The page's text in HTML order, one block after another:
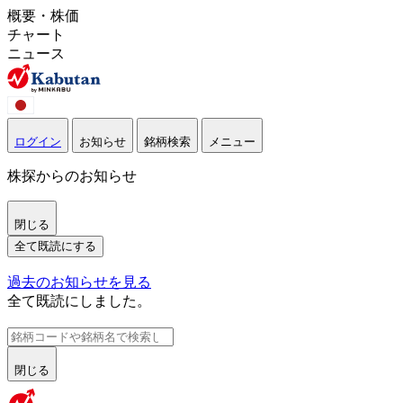
概要・株価
チャート
ニュース
ログイン お知らせ 銘柄検索 メニュー
株探からのお知らせ
閉じる
全て既読にする
過去のお知らせを見る
全て既読にしました。
閉じる